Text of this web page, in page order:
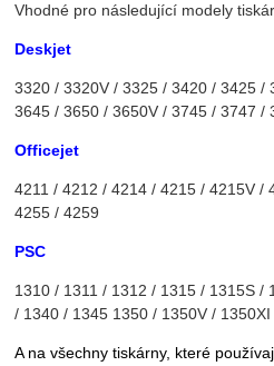
Vhodné pro následující modely
Deskjet
3320 / 3320V / 3325 / 3420 / 3425 /
3645 / 3650 / 3650V / 3745 / 3747 /
Officejet
4211 / 4212 / 4214 / 4215 / 4215V /
4255 / 4259
PSC
1310 / 1311 / 1312 / 1315 / 1315S /
/ 1340 / 1345 1350 / 1350V /
A na všechny tiskárny, které